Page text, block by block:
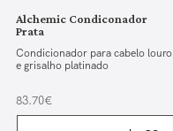
Alchemic Condiconador
Prata
Condicionador para cabelo louro
e grisalho platinado
83.70€